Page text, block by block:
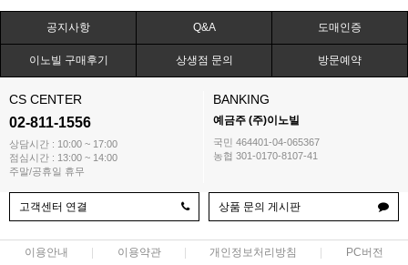
공지사항 Q&A 도매인증
이노빌 구매후기 상생점 문의 방문예약
CS CENTER
02-811-1556
상담시간 : 10:00 ~ 17:00
점심시간 : 13:00 ~ 14:00
주말/공휴일 휴무
BANKING
예금주 (주)이노빌
국민 464401-04-065367
농협 301-0170-8107-41
고객센터 연결 상품 문의 게시판
이용안내 이용약관 개인정보처리방침 PC버전